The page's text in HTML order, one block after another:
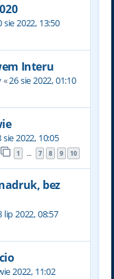
sie 2022, 13:50
Interu
«26 sie 2022, 01:10
sie 2022, 10:05
1 … 7 8 9 10
bez
lip 2022, 08:57
2022, 11:02